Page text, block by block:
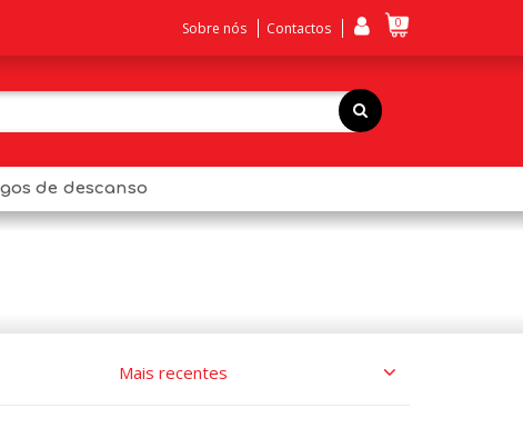
Sobre nós Contactos 0
de descanso